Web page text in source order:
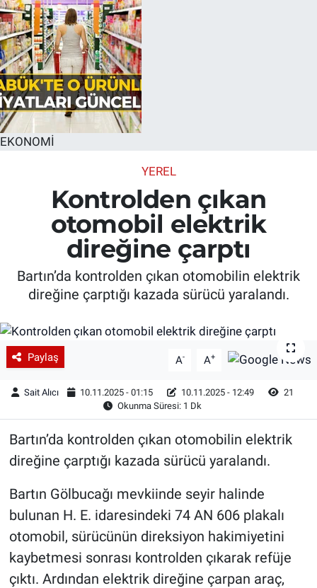
EKONOMİ
YEREL
Kontrolden çıkan
otomobil elektrik
direğine çarptı
Bartın’da kontrolden çıkan otomobilin elektrik
direğine çarptığı kazada sürücü yaralandı.
Paylaş A- A+
Sait Alıcı 10.11.2025 - 01:15 10.11.2025 - 12:49
21
Okunma Süresi: 1 Dk
Bartın’da kontrolden çıkan otomobilin elektrik
direğine çarptığı kazada sürücü yaralandı.
Bartın Gölbucağı mevkiinde seyir halinde
bulunan H. E. idaresindeki 74 AN 606 plakalı
otomobil, sürücünün direksiyon hakimiyetini
kaybetmesi sonrası kontrolden çıkarak refüje
çıktı. Ardından elektrik direğine çarpan araç,
Haber Arşivi